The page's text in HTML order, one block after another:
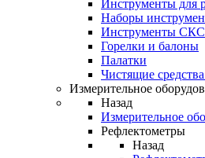
Инструменты для
Наборы
Инструменты СКС
Горелки и балоны
Палатки
Чистящие
Измерительное
Назад
Измерительное
Рефлектометры
Назад